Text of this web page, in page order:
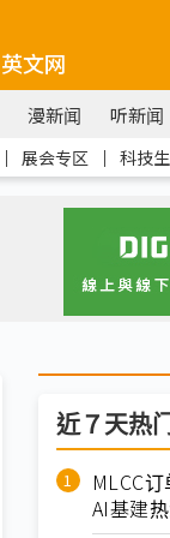
英文网
漫新闻 听新闻
｜ 展会专区 ｜ 科技
近７天热
MLCC
AI基建